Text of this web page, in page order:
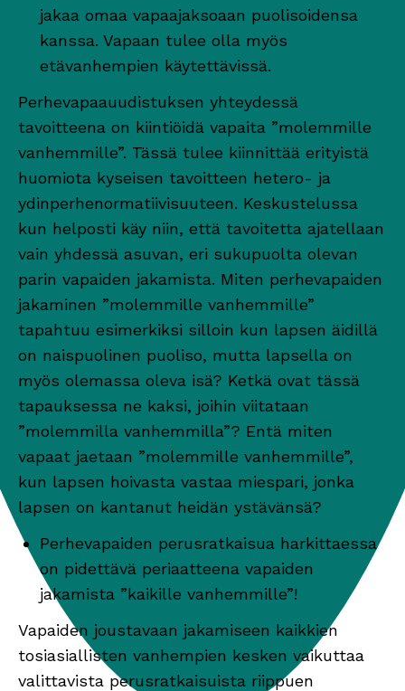
jakaa omaa vapaajaksoaan puolisoidensa
kanssa. Vapaan tulee olla myös
etävanhempien käytettävissä.
Perhevapaauudistuksen yhteydessä
tavoitteena on kiintiöidä vapaita ”molemmille
vanhemmille”. Tässä tulee kiinnittää erityistä
huomiota kyseisen tavoitteen hetero- ja
ydinperhenormatiivisuuteen. Keskustelussa
kun helposti käy niin, että tavoitetta ajatellaan
vain yhdessä asuvan, eri sukupuolta olevan
parin vapaiden jakamista. Miten perhevapaiden
jakaminen ”molemmille vanhemmille”
tapahtuu esimerkiksi silloin kun lapsen äidillä
on naispuolinen puoliso, mutta lapsella on
myös olemassa oleva isä? Ketkä ovat tässä
tapauksessa ne kaksi, joihin viitataan
”molemmilla vanhemmilla”? Entä miten
vapaat jaetaan ”molemmille vanhemmille”,
kun lapsen hoivasta vastaa miespari, jonka
lapsen on kantanut heidän ystävänsä?
Perhevapaiden perusratkaisua harkittaessa
on pidettävä periaatteena vapaiden
jakamista ”kaikille vanhemmille”!
Vapaiden joustavaan jakamiseen kaikkien
tosiasiallisten vanhempien kesken vaikuttaa
valittavista perusratkaisuista riippuen